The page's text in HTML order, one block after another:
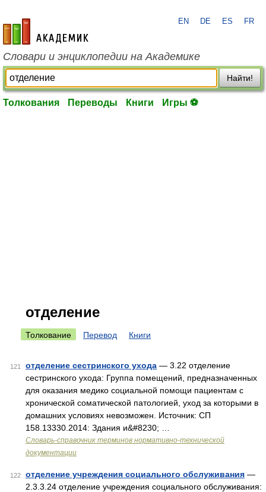
academic.ru
EN DE ES FR
Словари и энциклопедии на Академике
Найти!
Толкования Переводы Книги Игры ⚽
отделение
Толкование Перевод Книги
121 отделение сестринского ухода — 3.22 отделение
сестринского ухода: Группа помещений, предназначенных
для оказания медико социальной помощи пациентам с
хронической соматической патологией, уход за которыми в
домашних условиях невозможен. Источник: СП
158.13330.2014: Здания и&#8230; …
Словарь-справочник терминов нормативно-технической
документации
122 отделение учреждения социального обслуживания —
2.3.3.24 отделение учреждения социального обслуживания: